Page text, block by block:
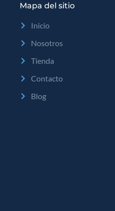
Mapa del sitio
Inicio
Nosotros
Tienda
Contacto
Blog